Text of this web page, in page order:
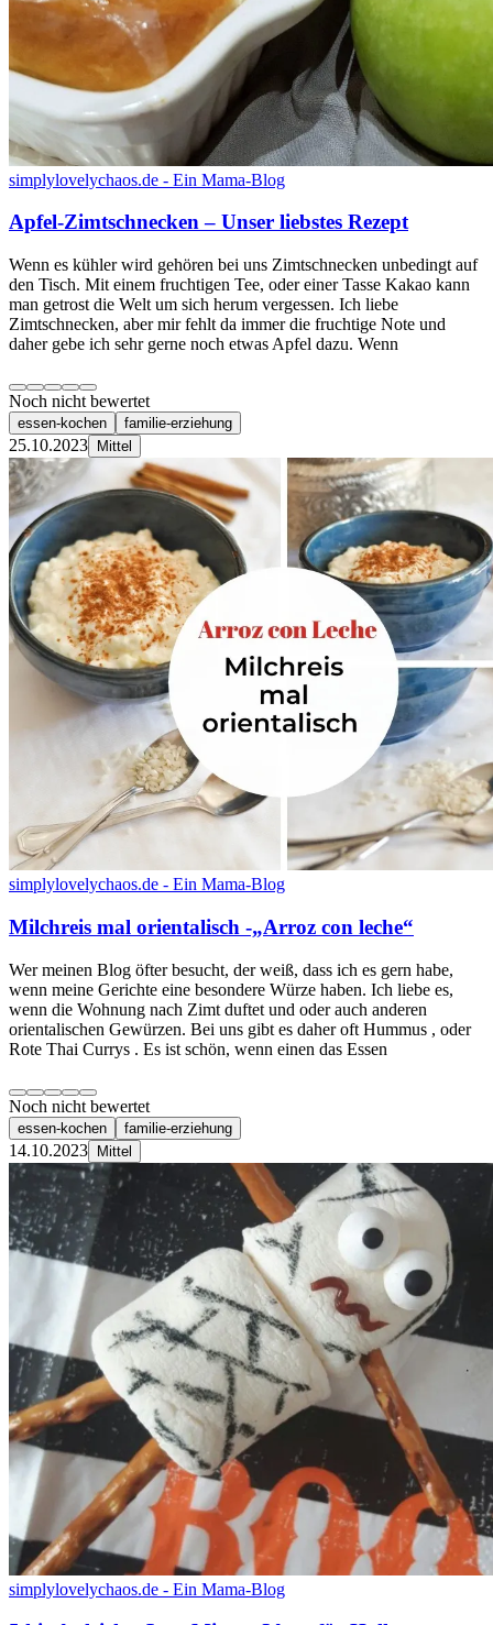
simplylovelychaos.de - Ein Mama-Blog
Apfel-Zimtschnecken – Unser liebstes Rezept
Wenn es kühler wird gehören bei uns Zimtschnecken unbedingt auf
den Tisch. Mit einem fruchtigen Tee, oder einer Tasse Kakao kann
man getrost die Welt um sich herum vergessen. Ich liebe
Zimtschnecken, aber mir fehlt da immer die fruchtige Note und
daher gebe ich sehr gerne noch etwas Apfel dazu. Wenn
Noch nicht bewertet
essen-kochen familie-erziehung
25.10.2023 Mittel
simplylovelychaos.de - Ein Mama-Blog
Milchreis mal orientalisch -„Arroz con leche“
Wer meinen Blog öfter besucht, der weiß, dass ich es gern habe,
wenn meine Gerichte eine besondere Würze haben. Ich liebe es,
wenn die Wohnung nach Zimt duftet und oder auch anderen
orientalischen Gewürzen. Bei uns gibt es daher oft Hummus , oder
Rote Thai Currys . Es ist schön, wenn einen das Essen
Noch nicht bewertet
essen-kochen familie-erziehung
14.10.2023 Mittel
simplylovelychaos.de - Ein Mama-Blog